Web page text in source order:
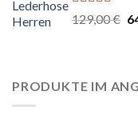
Bewertet
5.00
129,00€
PRODUKTE IM